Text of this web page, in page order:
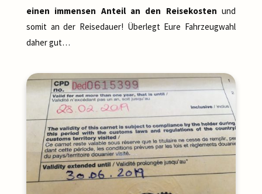
einen immensen Anteil an den Reisekosten und
somit an der Reisedauer! Überlegt Eure Fahrzeugwahl
daher gut…